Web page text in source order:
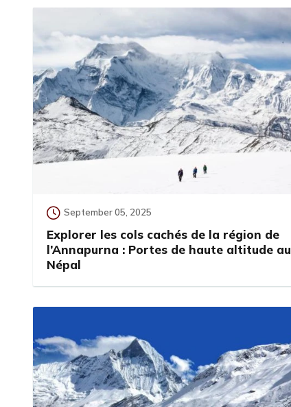
September 05, 2025
Explorer les cols cachés de la région de
l’Annapurna : Portes de haute altitude au
Népal